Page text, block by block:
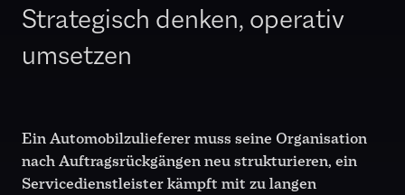
Strategisch denken, operativ
umsetzen
Ein Automobilzulieferer muss seine Organisation
nach Auftragsrückgängen neu strukturieren, ein
Servicedienstleister kämpft mit zu langen